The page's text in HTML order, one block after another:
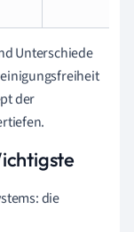
Unterschiede
der
die